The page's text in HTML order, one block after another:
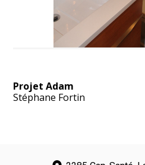
À
Projet Adam
Stéphane Fortin